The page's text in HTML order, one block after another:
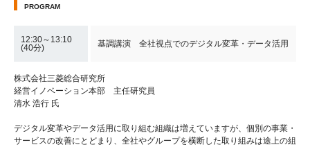
PROGRAM
12:30～13:10
(40分)
基調講演 全社視点でのデジタル変革・データ活用
株式会社三菱総合研究所
経営イノベーション本部 主任研究員
清水 浩行 氏
デジタル変革やデータ活用に取り組む組織は増えていますが、個別の事業・
サービスの改善にとどまり、全社やグループを横断した取り組みは途上の組